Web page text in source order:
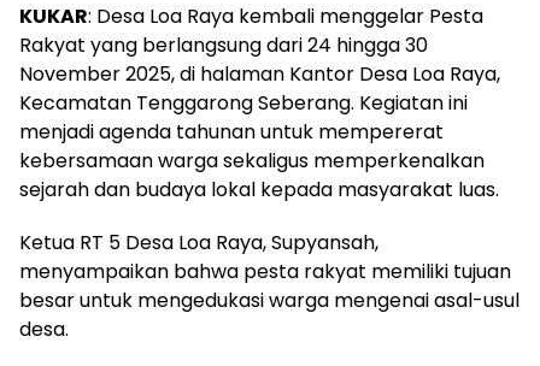
KUKAR: Desa Loa Raya kembali menggelar Pesta
Rakyat yang berlangsung dari 24 hingga 30
November 2025, di halaman Kantor Desa Loa Raya,
Kecamatan Tenggarong Seberang. Kegiatan ini
menjadi agenda tahunan untuk mempererat
kebersamaan warga sekaligus memperkenalkan
sejarah dan budaya lokal kepada masyarakat luas.
Ketua RT 5 Desa Loa Raya, Supyansah,
menyampaikan bahwa pesta rakyat memiliki tujuan
besar untuk mengedukasi warga mengenai asal-usul
desa.